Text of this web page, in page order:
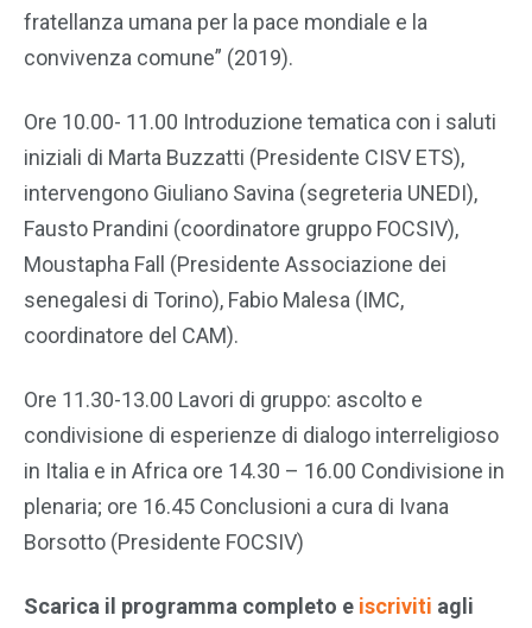
fratellanza umana per la pace mondiale e la
convivenza comune” (2019).
Ore 10.00- 11.00 Introduzione tematica con i saluti
iniziali di Marta Buzzatti (Presidente CISV ETS),
intervengono Giuliano Savina (segreteria UNEDI),
Fausto Prandini (coordinatore gruppo FOCSIV),
Moustapha Fall (Presidente Associazione dei
senegalesi di Torino), Fabio Malesa (IMC,
coordinatore del CAM).
Ore 11.30-13.00 Lavori di gruppo: ascolto e
condivisione di esperienze di dialogo interreligioso
in Italia e in Africa ore 14.30 – 16.00 Condivisione in
plenaria; ore 16.45 Conclusioni a cura di Ivana
Borsotto (Presidente FOCSIV)
Scarica il programma completo e iscriviti agli